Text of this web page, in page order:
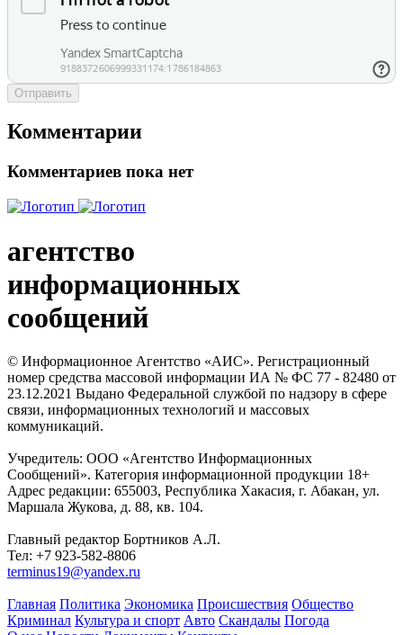
Отправить
Комментарии
Комментариев пока нет
агентство
информационных
сообщений
© Информационное Агентство «АИС». Регистрационный
номер средства массовой информации ИА № ФС 77 - 82480 от
23.12.2021 Выдано Федеральной службой по надзору в сфере
связи, информационных технологий и массовых
коммуникаций.
Учредитель: ООО «Агентство Информационных
Сообщений». Категория информационной продукции 18+
Адрес редакции: 655003, Республика Хакасия, г. Абакан, ул.
Маршала Жукова, д. 88, кв. 104.
Главный редактор Бортников А.Л.
Тел: +7 923-582-8806
terminus19@yandex.ru
Главная Политика Экономика Происшествия Общество
Криминал Культура и спорт Авто Скандалы Погода